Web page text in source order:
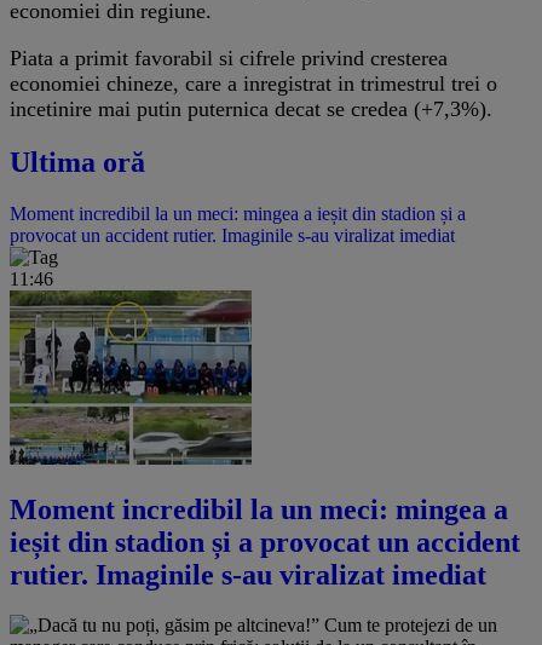
economiei din regiune.
Piata a primit favorabil si cifrele privind cresterea
economiei chineze, care a inregistrat in trimestrul trei o
incetinire mai putin puternica decat se credea (+7,3%).
Ultima oră
Moment incredibil la un meci: mingea a ieșit din stadion și a
provocat un accident rutier. Imaginile s-au viralizat imediat
11:46
Moment incredibil la un meci: mingea a
ieșit din stadion și a provocat un accident
rutier. Imaginile s-au viralizat imediat